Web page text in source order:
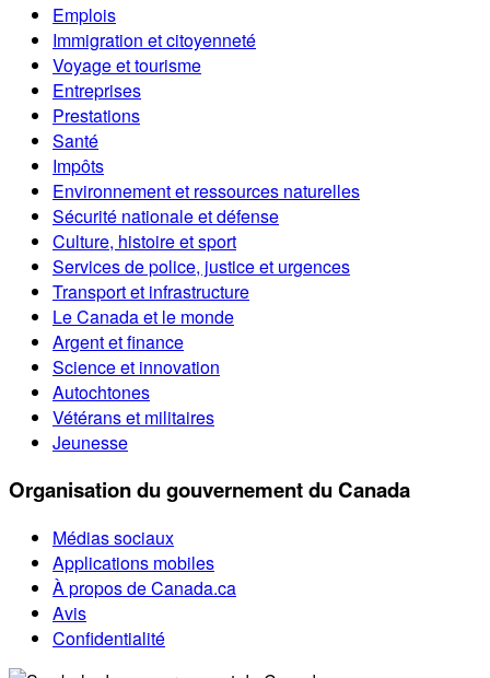
Emplois
Immigration et citoyenneté
Voyage et tourisme
Entreprises
Prestations
Santé
Impôts
Environnement et ressources naturelles
Sécurité nationale et défense
Culture, histoire et sport
Services de police, justice et urgences
Transport et infrastructure
Le Canada et le monde
Argent et finance
Science et innovation
Autochtones
Vétérans et militaires
Jeunesse
Organisation du gouvernement du Canada
Médias sociaux
Applications mobiles
À propos de Canada.ca
Avis
Confidentialité